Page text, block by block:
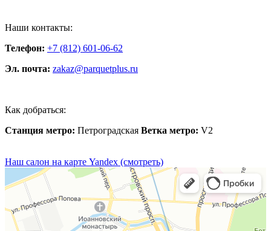
Наши контакты:
Телефон: +7 (812) 601-06-62
Эл. почта: zakaz@parquetplus.ru
Как добраться:
Станция метро: Петроградская Ветка метро: V2
Наш салон на карте Yandex (смотреть)